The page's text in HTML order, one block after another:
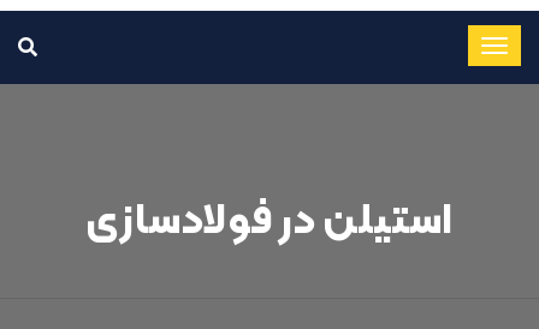
استیلن در فولادسازی